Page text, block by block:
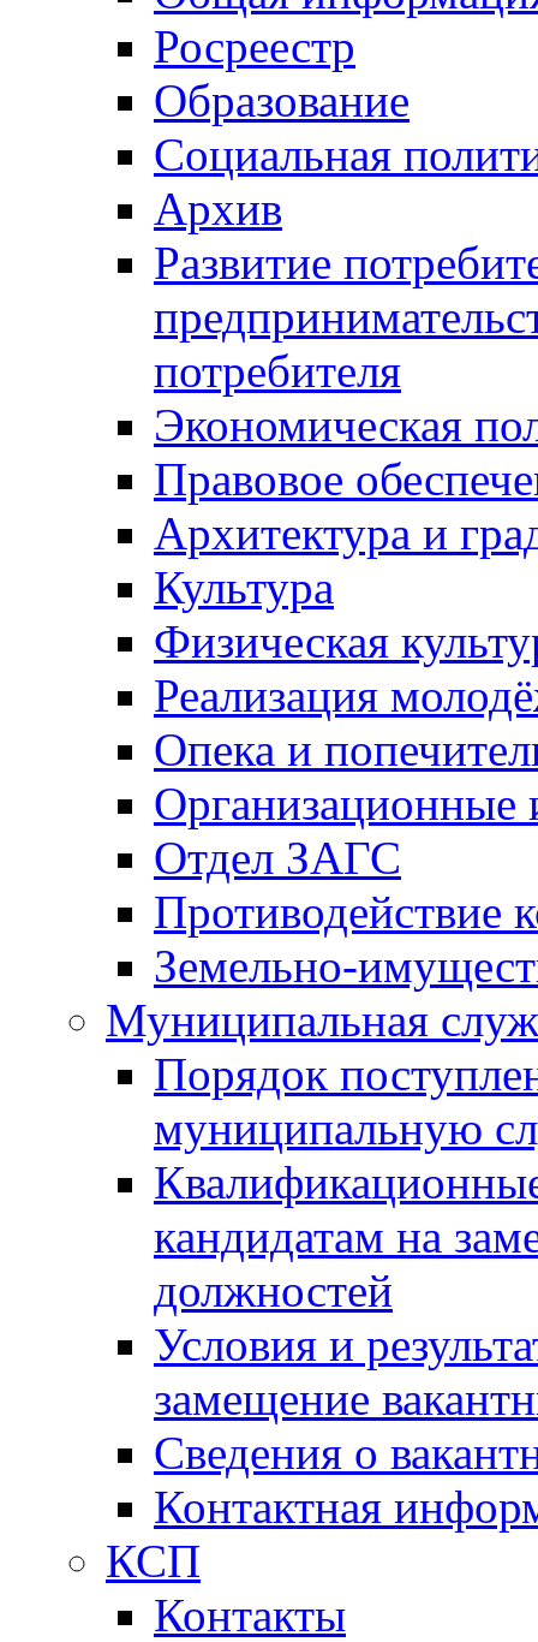
Росреестр
Образование
Социальная
Архив
Развитие
потребителя
Экономическая
Правовое
Архитектура и
Культура
Физическая
Реализация
Опека и
Отдел ЗАГС
Противодействие
Земельно-
Муниципальная
Порядок
муниципальную
кандидатам на
должностей
Условия и
замещение
Сведения о
Контактная
КСП
Контакты